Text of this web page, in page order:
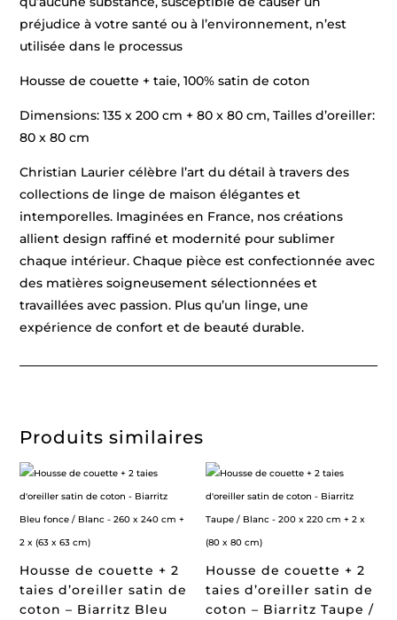
préjudice à votre santé ou à l’environnement, n’est
utilisée dans le processus
Housse de couette + taie, 100% satin de coton
Dimensions: 135 x 200 cm + 80 x 80 cm, Tailles d’oreiller:
80 x 80 cm
Christian Laurier célèbre l’art du détail à travers des
collections de linge de maison élégantes et
intemporelles. Imaginées en France, nos créations
allient design raffiné et modernité pour sublimer
chaque intérieur. Chaque pièce est confectionnée avec
des matières soigneusement sélectionnées et
travaillées avec passion. Plus qu’un linge, une
expérience de confort et de beauté durable.
Produits similaires
Housse de couette + 2
taies d’oreiller satin de
coton – Biarritz Bleu
Housse de couette + 2
taies d’oreiller satin de
coton – Biarritz Taupe /